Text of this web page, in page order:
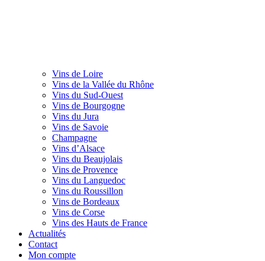
Vins de Loire
Vins de la Vallée du Rhône
Vins du Sud-Ouest
Vins de Bourgogne
Vins du Jura
Vins de Savoie
Champagne
Vins d’Alsace
Vins du Beaujolais
Vins de Provence
Vins du Languedoc
Vins du Roussillon
Vins de Bordeaux
Vins de Corse
Vins des Hauts de France
Actualités
Contact
Mon compte